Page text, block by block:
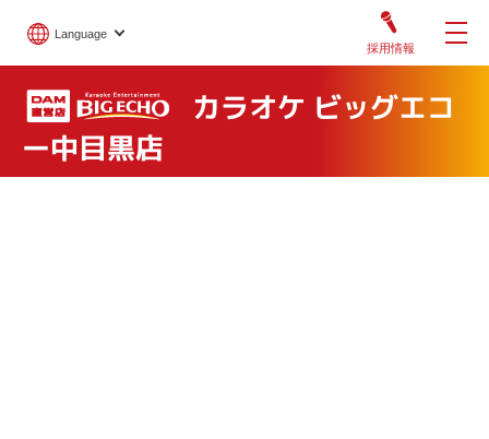
Language
採用情報
カラオケ ビッグエコ
ー中目黒店